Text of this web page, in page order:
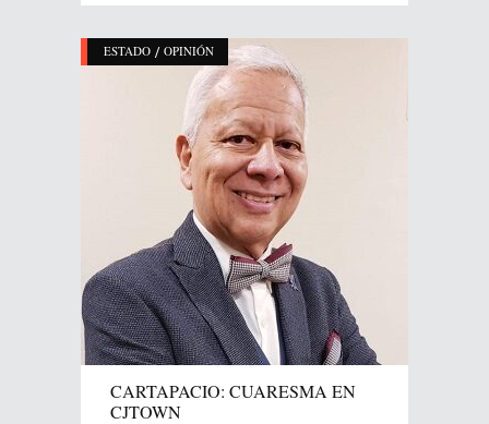
ESTADO / OPINIÓN
CARTAPACIO: CUARESMA EN
CJTOWN